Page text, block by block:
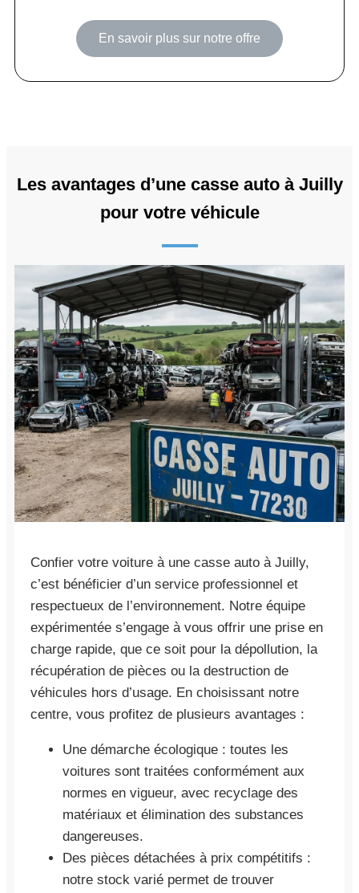
En savoir plus sur notre offre
Les avantages d’une casse auto à Juilly
pour votre véhicule
Confier votre voiture à une casse auto à Juilly,
c’est bénéficier d’un service professionnel et
respectueux de l’environnement. Notre équipe
expérimentée s’engage à vous offrir une prise en
charge rapide, que ce soit pour la dépollution, la
récupération de pièces ou la destruction de
véhicules hors d’usage. En choisissant notre
centre, vous profitez de plusieurs avantages :
Une démarche écologique : toutes les
voitures sont traitées conformément aux
normes en vigueur, avec recyclage des
matériaux et élimination des substances
dangereuses.
Des pièces détachées à prix compétitifs :
notre stock varié permet de trouver